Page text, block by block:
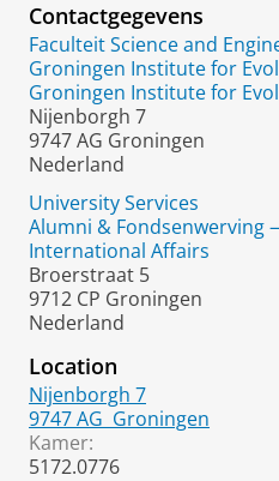
Contactgegevens
Faculteit Science and
Groningen Institute for
Groningen Institute for
Nijenborgh 7
9747 AG Groningen
Nederland
University Services
Alumni & Fondsenwerving
International Affairs
Broerstraat 5
9712 CP Groningen
Nederland
Location
Nijenborgh 7
9747 AG Groningen
Kamer:
5172.0776